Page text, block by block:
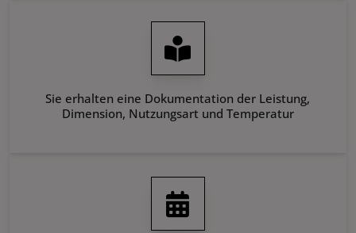
Sie erhalten eine Dokumentation der Leistung,
Dimension, Nutzungsart und Temperatur